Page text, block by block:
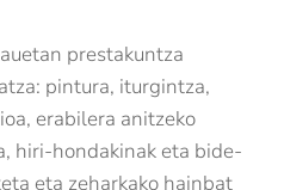
prestakuntza
pintura, iturgintza,
erabilera anitzeko
hiri-hondakinak eta bide-
eta zeharkako hainbat